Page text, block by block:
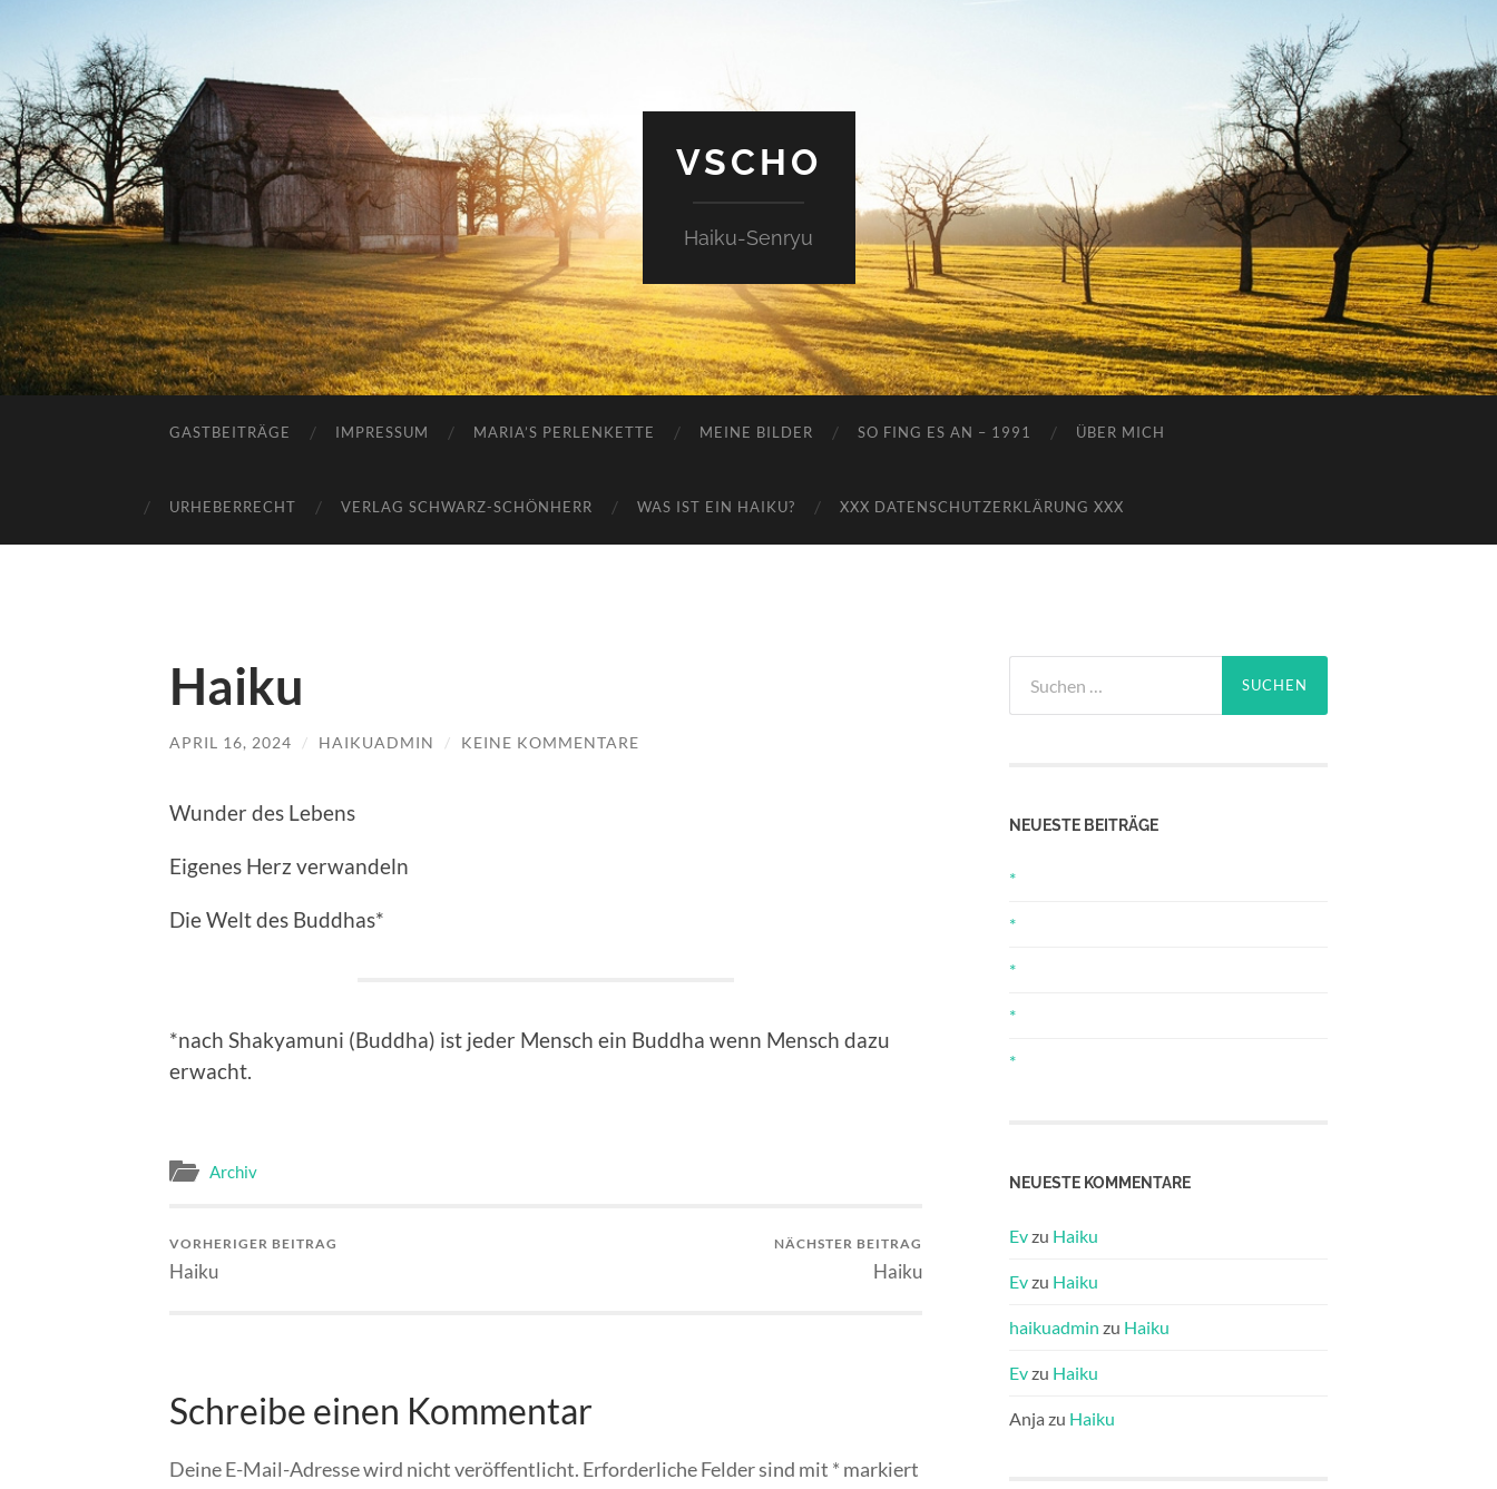
VSCHO
Haiku-Senryu
GASTBEITRÄGE IMPRESSUM MARIA’S PERLENKETTE MEINE BILDER SO FING ES AN – 1991 ÜBER MICH
URHEBERRECHT VERLAG SCHWARZ-SCHÖNHERR WAS IST EIN HAIKU? XXX DATENSCHUTZERKLÄRUNG XXX
Haiku
APRIL 16, 2024 / HAIKUADMIN / KEINE KOMMENTARE
Wunder des Lebens
Eigenes Herz verwandeln
Die Welt des Buddhas*
*nach Shakyamuni (Buddha) ist jeder Mensch ein Buddha wenn Mensch dazu
erwacht.
Archiv
VORHERIGER BEITRAG
Haiku
NÄCHSTER BEITRAG
Haiku
Schreibe einen Kommentar
Deine E-Mail-Adresse wird nicht veröffentlicht. Erforderliche Felder sind mit * markiert
nach:
NEUESTE BEITRÄGE
*
*
*
*
*
NEUESTE KOMMENTARE
Evzu Haiku
Evzu Haiku
haikuadmin zu Haiku
Evzu Haiku
Anja zu Haiku